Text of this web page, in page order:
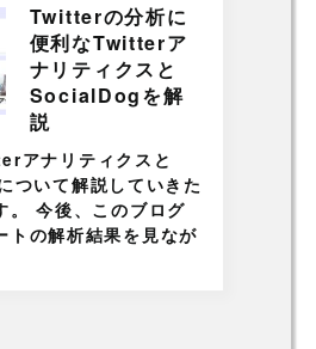
Twitterの分析に
便利なTwitterア
ナリティクスと
SocialDogを解
説
アナリティクスと
いて解説していきた
。 今後、このブログ
トの解析結果を見なが